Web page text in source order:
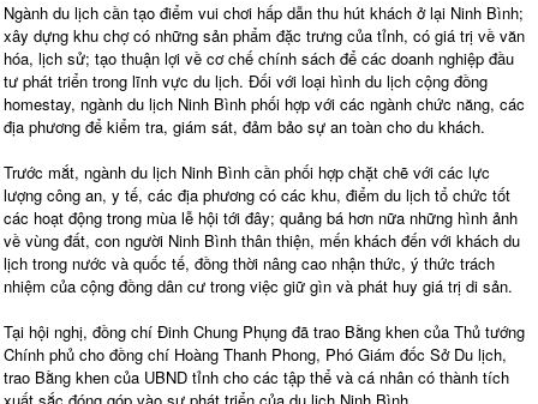
Ngành du lịch cần tạo điểm vui chơi hấp dẫn thu hút khách ở lại Ninh Bình;
xây dựng khu chợ có những sản phẩm đặc trưng của tỉnh, có giá trị về văn
hóa, lịch sử; tạo thuận lợi về cơ chế chính sách để các doanh nghiệp đầu
tư phát triển trong lĩnh vực du lịch. Đối với loại hình du lịch cộng đồng
homestay, ngành du lịch Ninh Bình phối hợp với các ngành chức năng, các
địa phương để kiểm tra, giám sát, đảm bảo sự an toàn cho du khách.
Trước mắt, ngành du lịch Ninh Bình cần phối hợp chặt chẽ với các lực
lượng công an, y tế, các địa phương có các khu, điểm du lịch tổ chức tốt
các hoạt động trong mùa lễ hội tới đây; quảng bá hơn nữa những hình ảnh
về vùng đất, con người Ninh Bình thân thiện, mến khách đến với khách du
lịch trong nước và quốc tế, đồng thời nâng cao nhận thức, ý thức trách
nhiệm của cộng đồng dân cư trong việc giữ gìn và phát huy giá trị di sản.
Tại hội nghị, đồng chí Đinh Chung Phụng đã trao Bằng khen của Thủ tướng
Chính phủ cho đồng chí Hoàng Thanh Phong, Phó Giám đốc Sở Du lịch,
trao Bằng khen của UBND tỉnh cho các tập thể và cá nhân có thành tích